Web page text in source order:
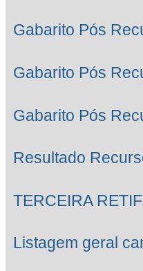
Gabarito Pós
Gabarito Pós
Gabarito Pós
Resultado
TERCEIRA
Listagem geral